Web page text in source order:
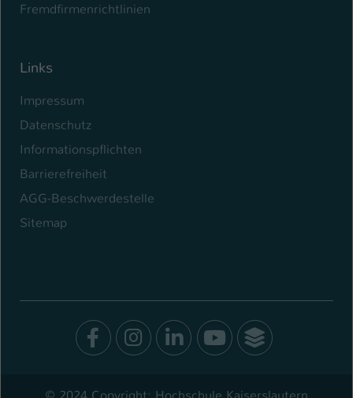
Fremdfirmenrichtlinien
Links
Impressum
Datenschutz
Informationspflichten
Barrierefreiheit
AGG-Beschwerdestelle
Sitemap
Facebook
Instagram
LinkedIn
Youtube